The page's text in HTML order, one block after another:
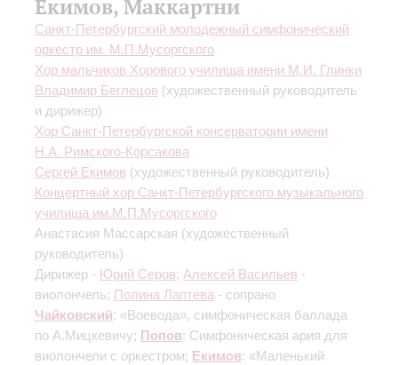
Екимов, Маккартни
Санкт-Петербургский молодежный симфонический
оркестр им. М.П.Мусоргского
Хор мальчиков Хорового училища имени М.И. Глинки
Владимир Беглецов (художественный руководитель
и дирижер)
Хор Санкт-Петербургской консерватории имени
Н.А. Римского-Корсакова
Сергей Екимов (художественный руководитель)
Концертный хор Санкт-Петербургского музыкального
училища им.М.П.Мусоргского
Анастасия Массарская (художественный
руководитель)
Дирижер - Юрий Серов; Алексей Васильев -
виолончель; Полина Лаптева - сопрано
Чайковский: «Воевода», симфоническая баллада
по А.Мицкевичу; Попов: Симфоническая ария для
виолончели с оркестром; Екимов: «Маленький